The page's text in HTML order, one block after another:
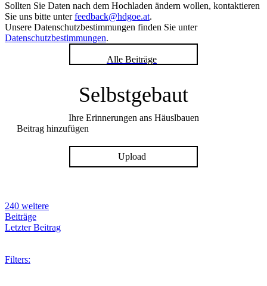
Sollten Sie Daten nach dem Hochladen ändern wollen, kontaktieren
Sie uns bitte unterfeedback@hdgoe.at.
Unsere Datenschutzbestimmungen finden Sie unter
Datenschutzbestimmungen.
Alle Beiträge
Selbstgebaut
Ihre Erinnerungen ans Häuslbauen
Beitrag hinzufügen
Upload
240 weitere
Beiträge
Letzter Beitrag
Filters: